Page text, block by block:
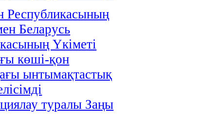
Республикасының
Беларусь
Үкіметі
көші-қон
ынтымақтастық
туралы Заңы